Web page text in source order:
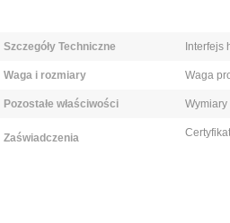
Szczegóły Techniczne Interfejs
Waga i rozmiary Waga
Pozostałe właściwości Wymiary
Zaświadczenia